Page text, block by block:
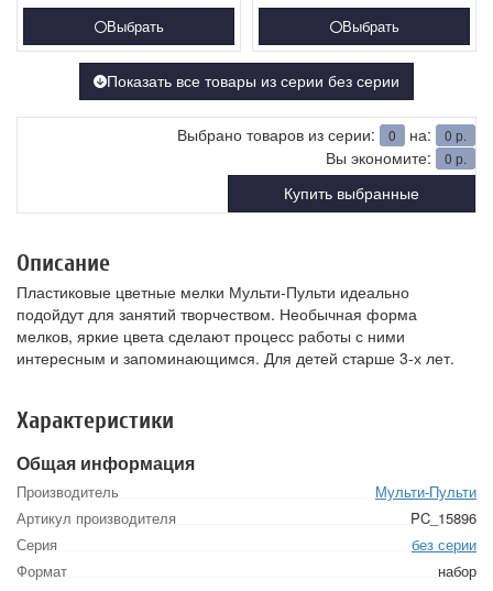
Выбрать Выбрать
Показать все товары из серии без серии
Выбрано товаров из серии: 0 на: 0 р.
Вы экономите: 0 р.
Купить выбранные
Описание
Пластиковые цветные мелки Мульти-Пульти идеально
подойдут для занятий творчеством. Необычная форма
мелков, яркие цвета сделают процесс работы с ними
интересным и запоминающимся. Для детей старше 3-х лет.
Характеристики
Общая информация
Производитель
Мульти-Пульти
Артикул производителя
PC_15896
Серия
без серии
Формат
набор